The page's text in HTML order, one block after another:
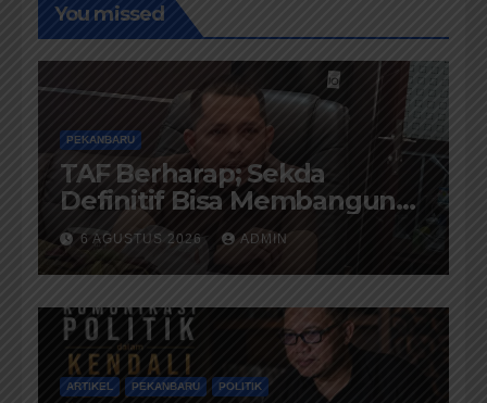
You missed
PEKANBARU
TAF Berharap; Sekda
Definitif Bisa Membangun
Komunikasi Antara
Eksekutif dan Legislatif
6 AGUSTUS 2026 ADMIN
ARTIKEL PEKANBARU POLITIK